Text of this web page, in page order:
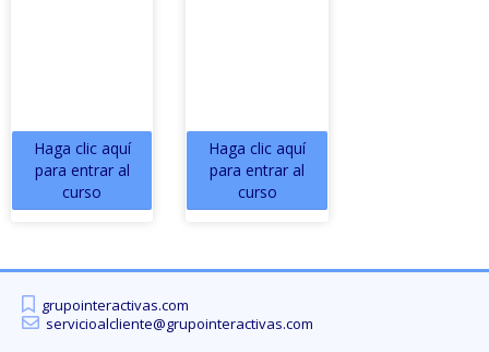
Haga clic aquí
para entrar al
curso
Haga clic aquí
para entrar al
curso
grupointeractivas.com
servicioalcliente@grupointeractivas.com